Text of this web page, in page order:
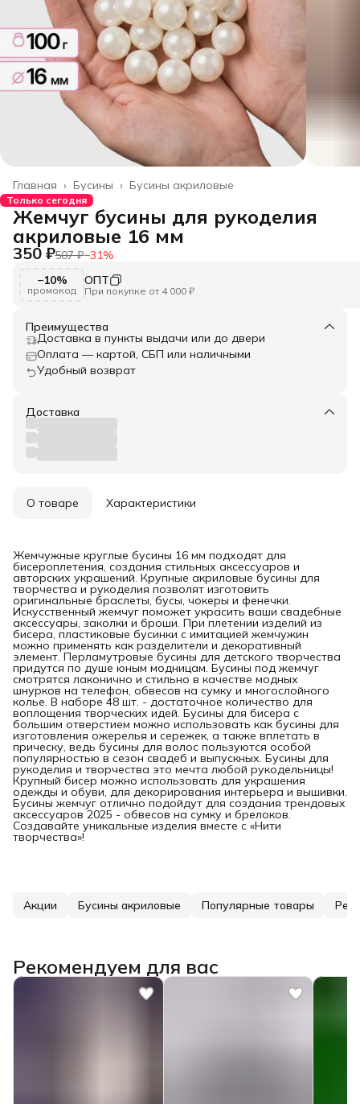
Бусины акриловые
Бусины ›
Главная ›
Только сегодня
Жемчуг бусины для рукоделия
акриловые 16 мм
350 ₽507 ₽−31%
−10%
промокод
ОПТ
При покупке от 4 000 ₽
Преимущества
Доставка в пункты выдачи или до двери
Оплата — картой, СБП или наличными
Удобный возврат
Доставка
О товаре Характеристики
Жемчужные круглые бусины 16 мм подходят для
бисероплетения, создания стильных аксессуаров и
авторских украшений. Крупные акриловые бусины для
творчества и рукоделия позволят изготовить
оригинальные браслеты, бусы, чокеры и фенечки.
Искусственный жемчуг поможет украсить ваши свадебные
аксессуары, заколки и броши. При плетении изделий из
бисера, пластиковые бусинки с имитацией жемчужин
можно применять как разделители и декоративный
элемент. Перламутровые бусины для детского творчества
придутся по душе юным модницам. Бусины под жемчуг
смотрятся лаконично и стильно в качестве модных
шнурков на телефон, обвесов на сумку и многослойного
колье. В наборе 48 шт. - достаточное количество для
воплощения творческих идей. Бусины для бисера с
большим отверстием можно использовать как бусины для
изготовления ожерелья и сережек, а также вплетать в
прическу, ведь бусины для волос пользуются особой
популярностью в сезон свадеб и выпускных. Бусины для
рукоделия и творчества это мечта любой рукодельницы!
Крупный бисер можно использовать для украшения
одежды и обуви, для декорирования интерьера и вышивки.
Бусины жемчуг отлично подойдут для создания трендовых
аксессуаров 2025 - обвесов на сумку и брелоков.
Создавайте уникальные изделия вместе с «Нити
творчества»!
Акции Бусины акриловые Популярные товары
Рекомендуем для вас